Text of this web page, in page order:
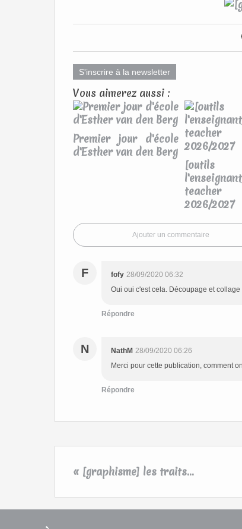
S'inscrire à la newsletter
Vous aimerez aussi :
Premier jour d'école
d'Esther van den Berg
teacher
2026/2027
Ajouter un commentaire
F fofy 28/09/2020 06:32
Oui oui c'est cela. Découpage et
Répondre
N NathM 28/09/2020 06:26
Merci pour cette publication, comment
Répondre
« [graphisme] les traits...